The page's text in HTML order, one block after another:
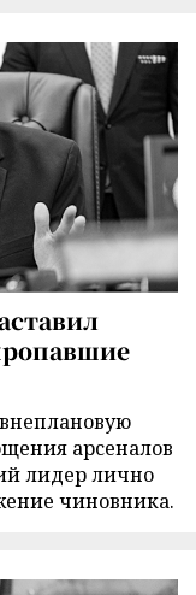
арсеналов
лидер лично
чиновника.